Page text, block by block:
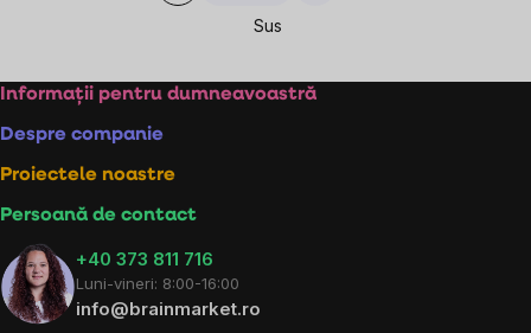
Sus
Subsol
Informații pentru dumneavoastră
Despre companie
Proiectele noastre
Persoană de contact
+40 373 811 716
Luni-vineri: 8:00-16:00
info@brainmarket.ro